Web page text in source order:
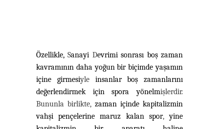
Özellikle,Sanayi Devrimi sonrası boş zaman
kavramının daha yoğun bir biçimde yaşamın
içine girmesiyle insanlar boş zamanlarını
değerlendirmek için spora yönelmişlerdir.
Bununla birlikte, zaman içinde kapitalizmin
vahşi pençelerine maruz kalan spor,yine